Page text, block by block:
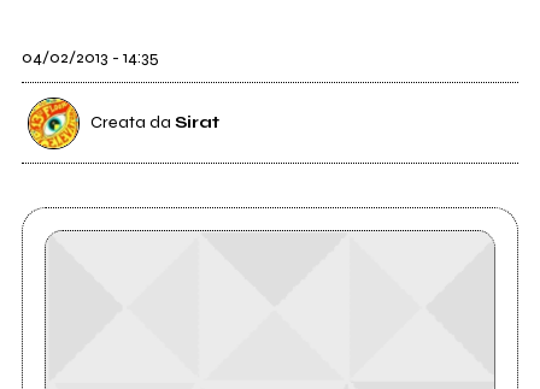
04/02/2013 - 14:35
Creata da Sirat